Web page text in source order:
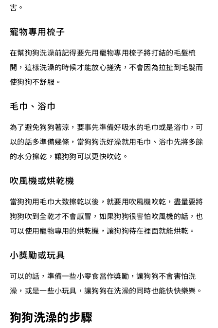
害。
寵物專用梳子
在幫狗狗洗澡前記得要先用寵物專用梳子將打結的毛髮梳
開，這樣洗澡的時候才能放心搓洗，不會因為拉扯到毛髮而
使狗狗不舒服。
毛巾、浴巾
為了避免狗狗著涼，要事先準備好吸水的毛巾或是浴巾，可
以的話多準備幾條，當狗狗洗好澡就用毛巾、浴巾先將多餘
的水分擦乾，讓狗狗可以更快吹乾。
吹風機或烘乾機
當狗狗用毛巾大致擦乾以後，就要用吹風機吹乾，盡量要將
狗狗吹到全乾才不會感冒，如果狗狗很害怕吹風機的話，也
可以使用寵物專用的烘乾機，讓狗狗待在裡面就能烘乾。
小獎勵或玩具
可以的話，準備一些小零食當作獎勵，讓狗狗不會害怕洗
澡，或是一些小玩具，讓狗狗在洗澡的同時也能快快樂樂。
狗狗洗澡的步驟